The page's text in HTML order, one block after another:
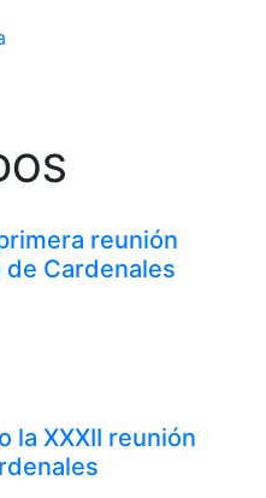
reunión
Cardenales
la XXXII reunión